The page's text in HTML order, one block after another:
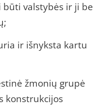
būti valstybės ir ji be
ir išnyksta kartu
žmonių grupė
konstrukcijos